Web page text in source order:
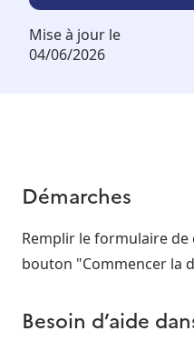
Mise à jour le
04/06/2026
Démarches
Remplir le formulaire
bouton "Commencer la
Besoin d’aide